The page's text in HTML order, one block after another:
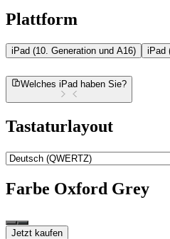
Plattform
iPad (10. Generation und A16) iPad
Welches iPad haben Sie?
Tastaturlayout
Farbe Oxford Grey
Jetzt kaufen